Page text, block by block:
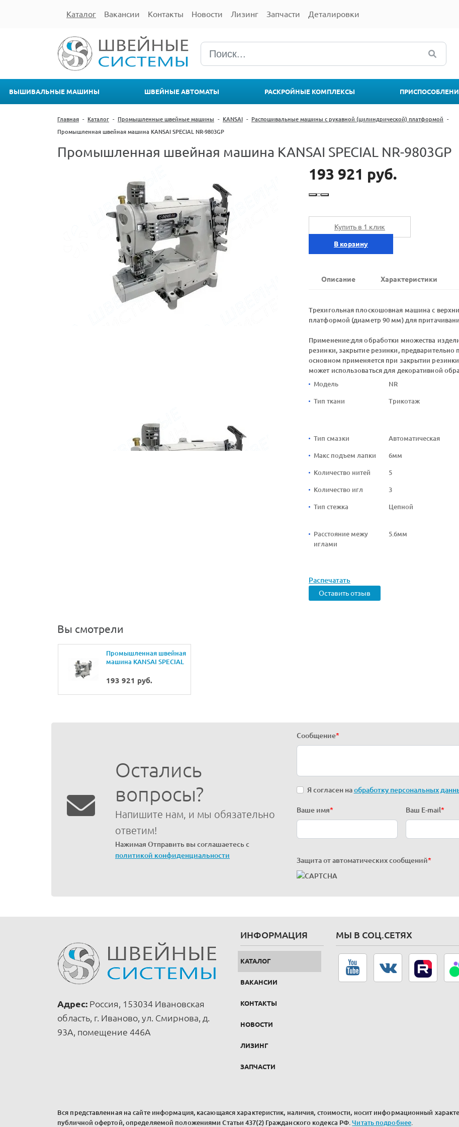
Каталог Вакансии Контакты Новости Лизинг Запчасти Деталировки
ВЫШИВАЛЬНЫЕ МАШИНЫ ШВЕЙНЫЕ АВТОМАТЫ РАСКРОЙНЫЕ КОМПЛЕКСЫ
Главная - Каталог - Промышленные швейные машины - KANSAI - Распошивальные машины с рукавной (цилиндрической) платформой -
Промышленная швейная машина KANSAI SPECIAL NR-9803GP
Промышленная швейная машина KANSAI SPECIAL NR-9803GP
193 921 руб.
Купить в 1 клик
В корзину
Описание Характеристики
Трехигольная плоскошовная машина с
платформой (диаметр 90 мм) для
Применение:для обработки множества
резинки, закрытие резинки,
основном применяется при закрытии
может использоваться для декоративной
Модель
NR
Тип ткани Трикотаж
Тип смазки Автоматическая
Макс подъем лапки 6мм
Количество нитей 5
Количество игл 3
Тип стежка Цепной
Расстояние межу
иглами
5.6мм
Распечатать
Оставить отзыв
Вы смотрели
Промышленная швейная
машина KANSAI SPECIAL
193 921 руб.
Остались
вопросы?
Напишите нам, и мы обязательно
ответим!
Нажимая Отправить вы соглашаетесь с
политикой конфиденциальности
Сообщение*
Я согласен наобработку персональных
Ваше имя* Ваш E-mail*
Защита от автоматических сообщений*
Адрес: Россия, 153034 Ивановская
область, г. Иваново, ул. Смирнова, д.
93А, помещение 446А
ИНФОРМАЦИЯ
КАТАЛОГ
ВАКАНСИИ
КОНТАКТЫ
НОВОСТИ
ЛИЗИНГ
ЗАПЧАСТИ
МЫ В СОЦ.СЕТЯХ
Вся представленная на сайте информация, касающаяся характеристик, наличия, стоимости, носит информационный
публичной офертой, определяемой положениями Статьи 437(2) Гражданского кодекса РФ.Читать подробнее.